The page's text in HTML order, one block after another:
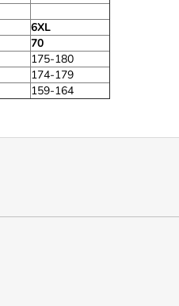
6XL
70
175-180
174-179
159-164